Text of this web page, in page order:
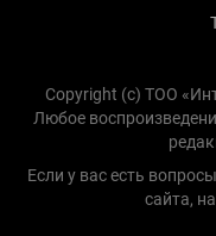
Copyright (с) TOO
Любое
Если у вас есть
сайта,